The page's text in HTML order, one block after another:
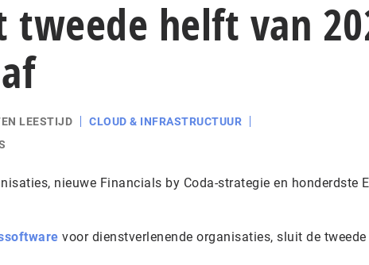
tweede helft van
LEESTIJD
CLOUD & INFRASTRUCTUUR
nieuwe Financials by Coda-strategie en honderdste
voor dienstverlenende organisaties, sluit de